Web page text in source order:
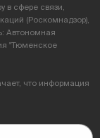
в сфере связи,
(Роскомнадзор),
Автономная
"Тюменское
что информация